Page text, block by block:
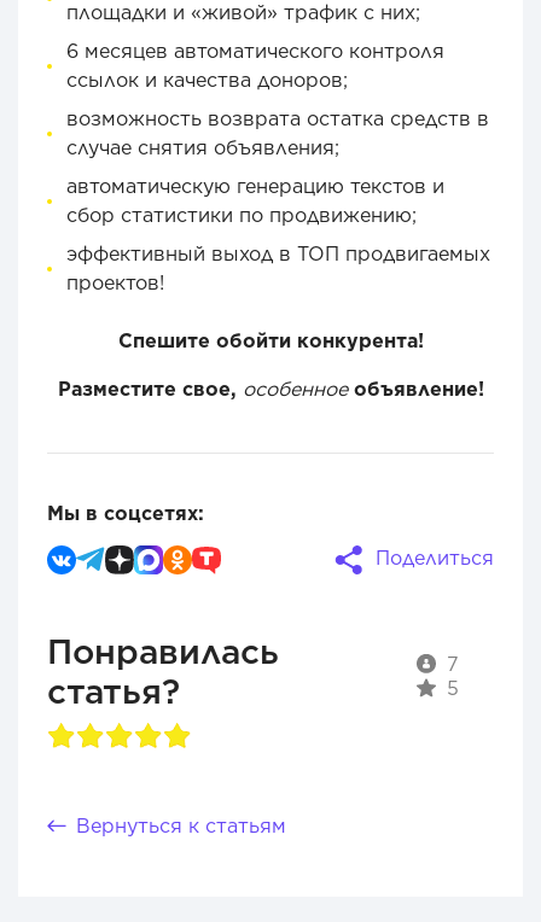
площадки и «живой» трафик с них;
6 месяцев автоматического контроля
ссылок и качества доноров;
возможность возврата остатка средств в
случае снятия объявления;
автоматическую генерацию текстов и
сбор статистики по продвижению;
эффективный выход в ТОП продвигаемых
проектов!
Спешите обойти конкурента!
Разместите свое, особенноеобъявление!
Мы в соцсетях:
Поделиться
Понравилась
статья?
7
5
Вернуться к статьям